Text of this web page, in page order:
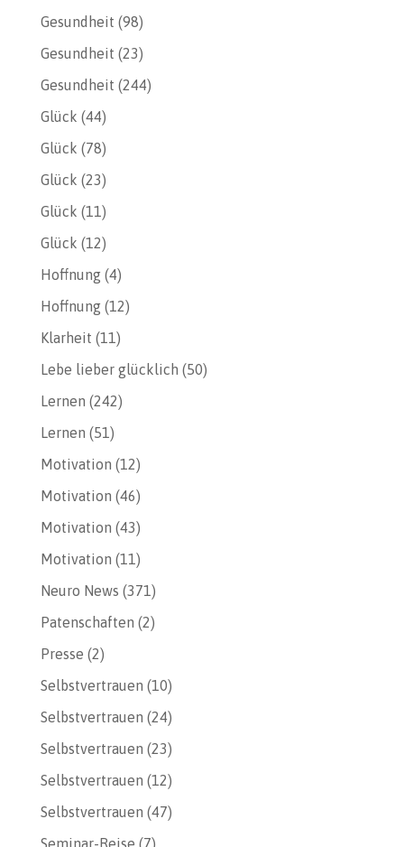
Gesundheit (98)
Gesundheit (23)
Gesundheit (244)
Glück (44)
Glück (78)
Glück (23)
Glück (11)
Glück (12)
Hoffnung(4)
Hoffnung(12)
Klarheit (11)
Lebe lieber glücklich (50)
Lernen (242)
Lernen (51)
Motivation (12)
Motivation (46)
Motivation (43)
Motivation (11)
Neuro News (371)
Patenschaften (2)
Presse (2)
Selbstvertrauen (10)
Selbstvertrauen (24)
Selbstvertrauen (23)
Selbstvertrauen (12)
Selbstvertrauen (47)
Seminar-Reise (7)